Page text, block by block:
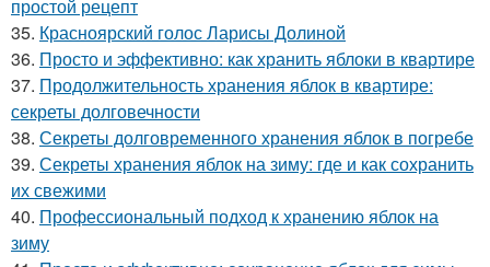
простой рецепт
35. Красноярский голос Ларисы Долиной
36. Просто и эффективно: как хранить яблоки в квартире
37. Продолжительность хранения яблок в квартире:
секреты долговечности
38. Секреты долговременного хранения яблок в погребе
39. Секреты хранения яблок на зиму: где и как сохранить
их свежими
40. Профессиональный подход к хранению яблок на
зиму